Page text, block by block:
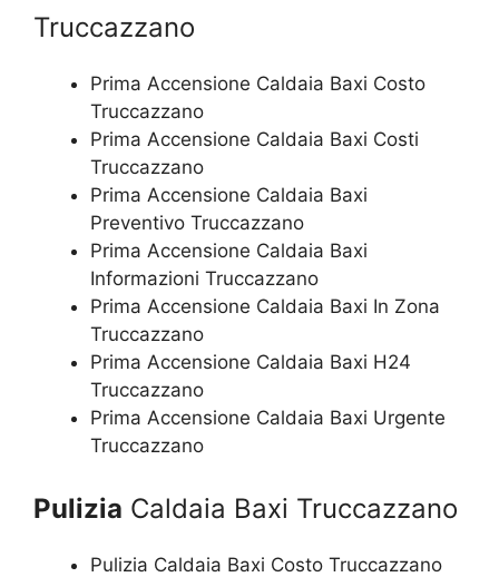
Truccazzano
Prima Accensione Caldaia Baxi Costo
Truccazzano
Prima Accensione Caldaia Baxi Costi
Truccazzano
Prima Accensione Caldaia Baxi
Preventivo Truccazzano
Prima Accensione Caldaia Baxi
Informazioni Truccazzano
Prima Accensione Caldaia Baxi In Zona
Truccazzano
Prima Accensione Caldaia Baxi H24
Truccazzano
Prima Accensione Caldaia Baxi Urgente
Truccazzano
Pulizia Caldaia Baxi Truccazzano
Pulizia Caldaia Baxi Costo Truccazzano